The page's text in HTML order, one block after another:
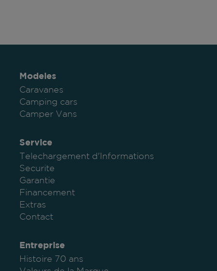
Modeles
Caravanes
Camping cars
Camper Vans
Service
Telechargement d'Informations
Securite
Garantie
Financement
Extras
Contact
Entreprise
Histoire 70 ans